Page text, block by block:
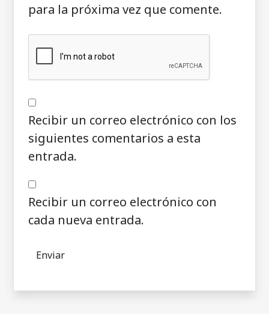
para la próxima vez que comente.
Recibir un correo electrónico con los
siguientes comentarios a esta
entrada.
Recibir un correo electrónico con
cada nueva entrada.